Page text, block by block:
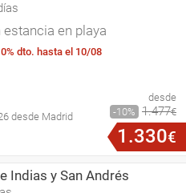
en playa
dto. hasta el 10/08
desde Madrid
desde
10
1.477€
1 .330€
Indias y San Andrés